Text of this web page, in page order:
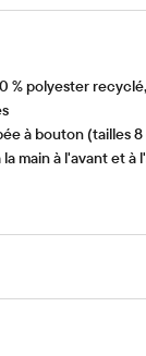
% polyester
à bouton (tailles
main à l'avant